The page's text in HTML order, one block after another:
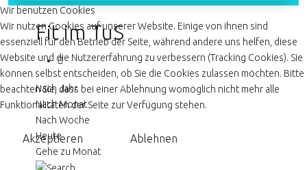
Fit im TuS
Nach Jahr
Nach Monat
Nach Woche
Heute
Gehe zu Monat
Wir benutzen Cookies
Wir nutzen Cookies auf unserer Website. Einige von ihnen sind
essenziell für den Betrieb der Seite, während andere uns helfen, diese
Website und die Nutzererfahrung zu verbessern (Tracking Cookies). Sie
können selbst entscheiden, ob Sie die Cookies zulassen möchten. Bitte
beachten Sie, dass bei einer Ablehnung womöglich nicht mehr alle
Funktionalitäten der Seite zur Verfügung stehen.
Akzeptieren Ablehnen